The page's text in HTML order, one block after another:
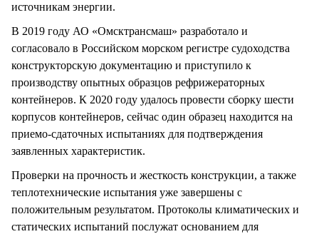
источникам энергии.
В 2019 году АО «Омсктрансмаш» разработало и
согласовало в Российском морском регистре судоходства
конструкторскую документацию и приступило к
производству опытных образцов рефрижераторных
контейнеров. К 2020 году удалось провести сборку шести
корпусов контейнеров, сейчас один образец находится на
приемо-сдаточных испытаниях для подтверждения
заявленных характеристик.
Проверки на прочность и жесткость конструкции, а также
теплотехнические испытания уже завершены с
положительным результатом. Протоколы климатических и
статических испытаний послужат основанием для